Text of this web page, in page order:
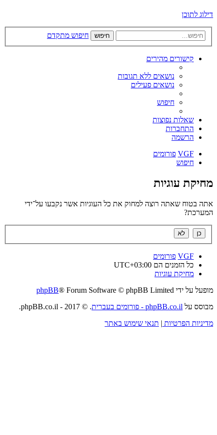
דילוג לתוכן
חיפוש חיפוש מתקדם
קישורים מהירים
נושאים ללא תגובות
נושאים פעילים
חיפוש
שאלות נפוצות
התחברות
הרשמה
VGF פורומים
חיפוש
מחיקת עוגיות
אתה בטוח שאתה רוצה למחוק את כל העוגיות אשר נקבעו על־ידי
המערכת?
VGF פורומים
כל הזמנים הם UTC+03:00
מחיקת עוגיות
מופעל על ידי
phpBB® Forum Software © phpBB Limited
מבוסס על phpBB.co.il - פורומים בעברית
. © 2017 - phpBB.co.il.
מדיניות הפרטיות | תנאי שימוש באתר